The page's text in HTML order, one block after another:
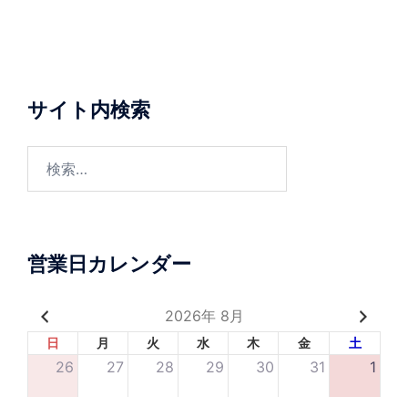
サイト内検索
営業日カレンダー
2026年 8月
日 月 火 水 木 金 土
26 27 28 29 30 31 1